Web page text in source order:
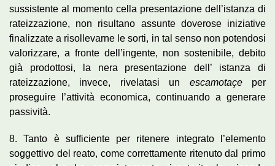
sussistente al momento cella presentazione dell’istanza di
rateizzazione, non risultano assunte doverose iniziative
finalizzate a risollevarne le sorti, in tal senso non potendosi
valorizzare, a fronte dell’ingente, non sostenibile, debito
già prodottosi, la nera presentazione dell’ istanza di
rateizzazione, invece, rivelatasi un escamotaçe per
proseguire l’attività economica, continuando a generare
passività.
8. Tanto è sufficiente per ritenere integrato l’elemento
soggettivo del reato, come correttamente ritenuto dal primo